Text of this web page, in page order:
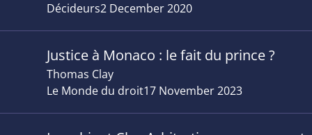
Décideurs2 December 2020
Justice à Monaco : le fait du prince ?
Thomas Clay
Le Monde du droit17 November 2023